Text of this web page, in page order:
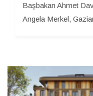
Başbakan Ahmet
Angela Merkel,